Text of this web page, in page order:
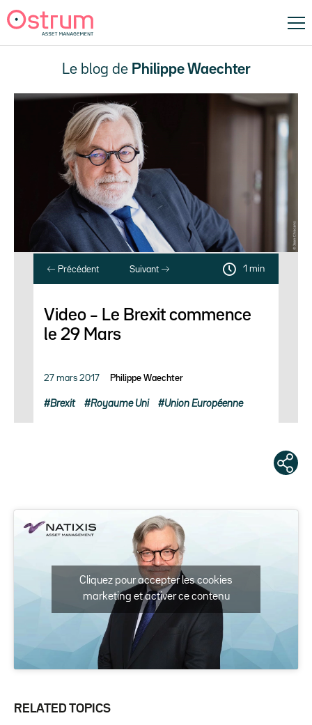
Le blog de Philippe Waechter
Précédent Suivant 1 min
Video – Le Brexit commence
le 29 Mars
27 mars 2017 Philippe Waechter
Brexit Royaume Uni Union Européenne
Cliquez pour accepter les cookies
marketing et activer ce contenu
RELATED TOPICS